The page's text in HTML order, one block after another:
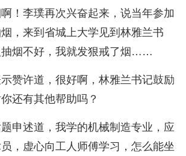
！李璞再次兴奋起来，说当年参加
，来到省城上大学见到林雅兰书
抽烟不好，我就发狠戒了烟……
赞许道，很好啊，林雅兰书记鼓励
还有其他帮助吗？
申述道，我学的机械制造专业，应
，虚心向工人师傅学习，怎么能坐